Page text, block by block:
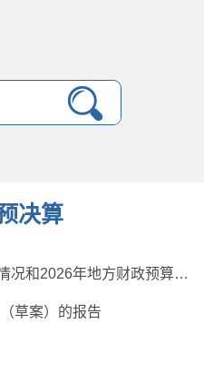
决算
新平彝族傣族自治县2025年地方财政预算执行情况和2026年地方财政预算草案的报告（书面）
草案）的报告